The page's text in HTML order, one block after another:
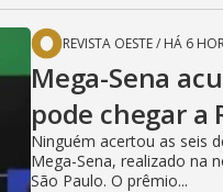
REVISTA OESTE/ HÁ 6
Mega-Sena
pode chegar a
Ninguém acertou as seis
Mega-Sena, realizado na
São Paulo. O prêmio...